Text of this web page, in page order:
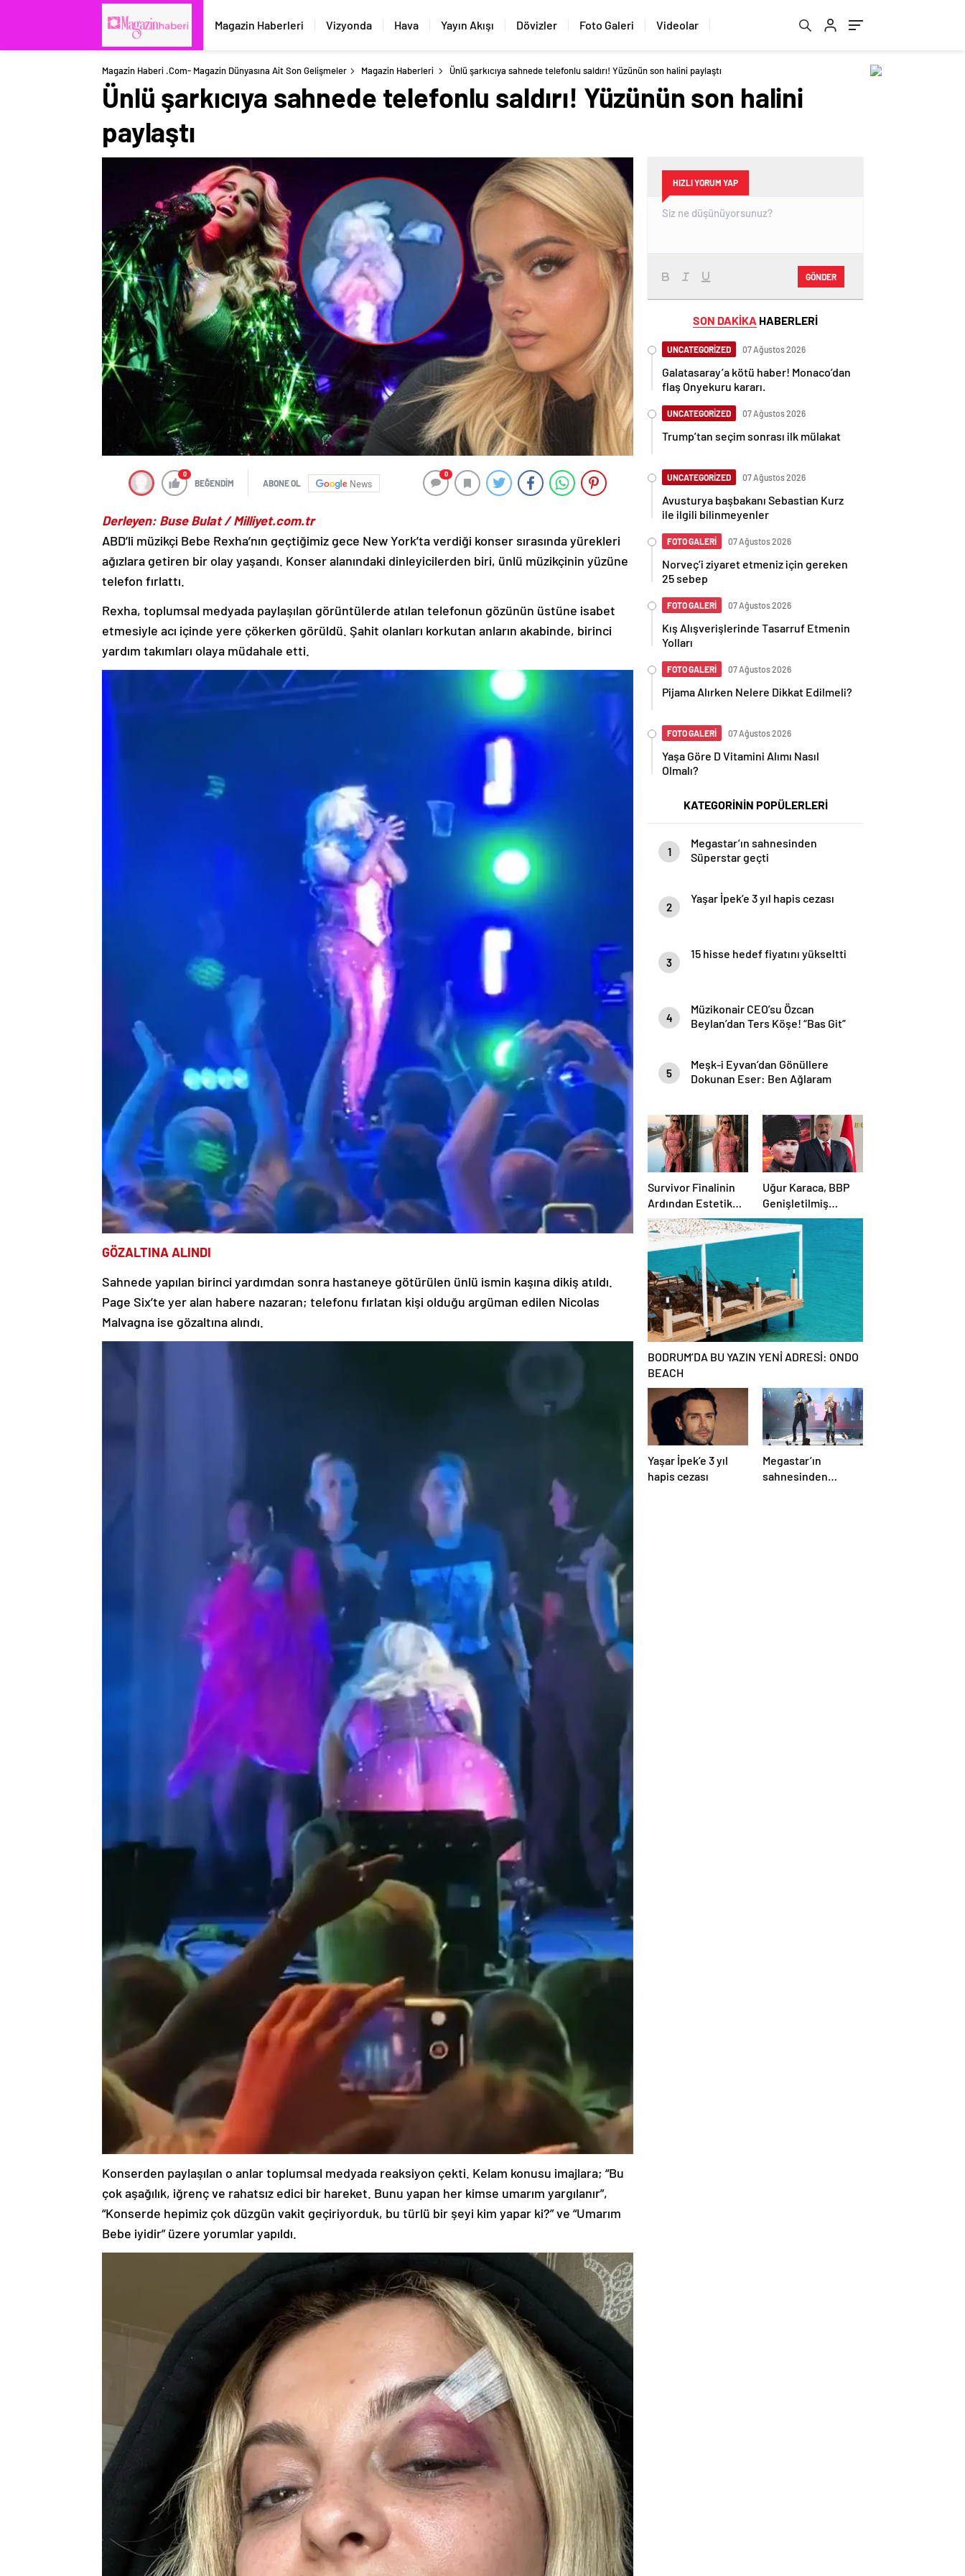
Magazin Haberleri Vizyonda Hava Yayın Akışı Dövizler Foto Galeri Videolar
Magazin Haberi .com- Magazin Dünyasına Ait Son Gelişmeler Magazin Haberleri Ünlü şarkıcıya sahnede telefonlu saldırı! Yüzünün son halini paylaştı
Ünlü şarkıcıya sahnede telefonlu saldırı! Yüzünün son halini
paylaştı
0
BEĞENDİM ABONE OL News
0
Derleyen: Buse Bulat / Milliyet.com.tr
ABD’li müzikçi Bebe Rexha’nın geçtiğimiz gece New York’ta verdiği konser sırasında yürekleri
ağızlara getiren bir olay yaşandı. Konser alanındaki dinleyicilerden biri, ünlü müzikçinin yüzüne
telefon fırlattı.
Rexha, toplumsal medyada paylaşılan görüntülerde atılan telefonun gözünün üstüne isabet
etmesiyle acı içinde yere çökerken görüldü. Şahit olanları korkutan anların akabinde, birinci
yardım takımları olaya müdahale etti.
GÖZALTINA ALINDI
Sahnede yapılan birinci yardımdan sonra hastaneye götürülen ünlü ismin kaşına dikiş atıldı.
Page Six’te yer alan habere nazaran; telefonu fırlatan kişi olduğu argüman edilen Nicolas
Malvagna ise gözaltına alındı.
Konserden paylaşılan o anlar toplumsal medyada reaksiyon çekti. Kelam konusu imajlara; “Bu
çok aşağılık, iğrenç ve rahatsız edici bir hareket. Bunu yapan her kimse umarım yargılanır”,
“Konserde hepimiz çok düzgün vakit geçiriyorduk, bu türlü bir şeyi kim yapar ki?” ve “Umarım
Bebe iyidir” üzere yorumlar yapıldı.
HIZLI YORUM YAP
GÖNDER
SON DAKİKA HABERLERİ
UNCATEGORİZED 07 Ağustos 2026
Galatasaray’a kötü haber! Monaco’dan
flaş Onyekuru kararı.
UNCATEGORİZED 07 Ağustos 2026
Trump’tan seçim sonrası ilk mülakat
UNCATEGORİZED 07 Ağustos 2026
Avusturya başbakanı Sebastian Kurz
ile ilgili bilinmeyenler
FOTO GALERİ 07 Ağustos 2026
Norveç’i ziyaret etmeniz için gereken
25 sebep
FOTO GALERİ 07 Ağustos 2026
Kış Alışverişlerinde Tasarruf Etmenin
Yolları
FOTO GALERİ 07 Ağustos 2026
Pijama Alırken Nelere Dikkat Edilmeli?
FOTO GALERİ 07 Ağustos 2026
Yaşa Göre D Vitamini Alımı Nasıl
Olmalı?
KATEGORİNİN POPÜLERLERİ
1
Megastar’ın sahnesinden
Süperstar geçti
2
Yaşar İpek’e 3 yıl hapis cezası
3
15 hisse hedef fiyatını yükseltti
4
Müzikonair CEO’su Özcan
Beylan’dan Ters Köşe! “Bas Git”
5
Meşk-i Eyvan’dan Gönüllere
Dokunan Eser: Ben Ağlaram
Survivor Finalinin
Ardından Estetik
Dokunuşuyla
Gündemde
Uğur Karaca, BBP
Genişletilmiş
Başkanlık
Divanı’nda görev
BODRUM’DA BU YAZIN YENİ ADRESİ: ONDO
BEACH
Yaşar İpek’e 3 yıl
hapis cezası
Megastar’ın
sahnesinden